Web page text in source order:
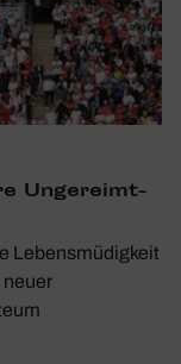
Unge­reimt­
Lebensmüdigkeit
neuer